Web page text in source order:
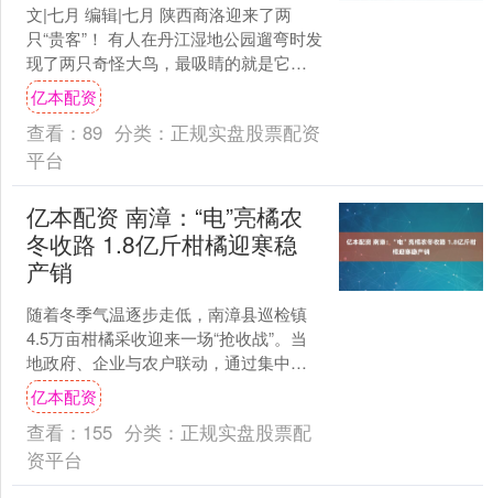
文|七月 编辑|七月 陕西商洛迎来了两
只“贵客”！ 有人在丹江湿地公园遛弯时发
现了两只奇怪大鸟，最吸睛的就是它的
大嘴巴了，以前从来没有在这里见过。
俗话说群众的....
亿本配资
查看： 89 分类： 正规实盘股票配资
平台
亿本配资 南漳：“电”亮橘农
冬收路 1.8亿斤柑橘迎寒稳
产销
随着冬季气温逐步走低，南漳县巡检镇
4.5万亩柑橘采收迎来一场“抢收战”。当
地政府、企业与农户联动，通过集中采
收、冷链保鲜、电力保障及拓宽销路等
举措，确保1.8亿....
亿本配资
查看： 155 分类： 正规实盘股票配
资平台